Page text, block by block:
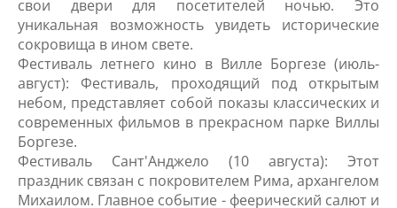
свои двери для посетителей ночью. Это
уникальная возможность увидеть исторические
сокровища в ином свете.
Фестиваль летнего кино в Вилле Боргезе (июль-
август): Фестиваль, проходящий под открытым
небом, представляет собой показы классических и
современных фильмов в прекрасном парке Виллы
Боргезе.
Фестиваль Сант'Анджело (10 августа): Этот
праздник связан с покровителем Рима, архангелом
Михаилом. Главное событие - феерический салют и